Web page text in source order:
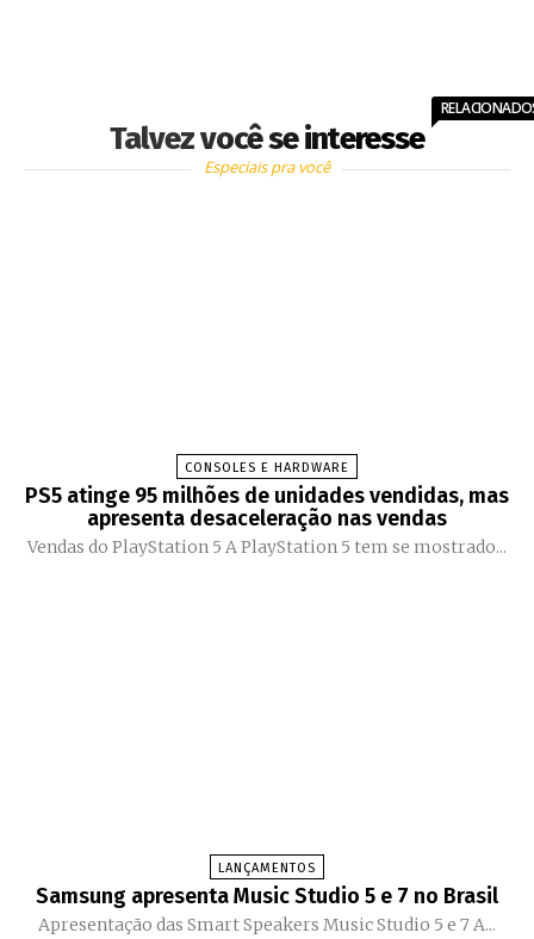
Talvez você se interesse
Especiais pra você
CONSOLES E HARDWARE
PS5 atinge 95 milhões de unidades vendidas, mas
apresenta desaceleração nas vendas
Vendas do PlayStation 5 A PlayStation 5 tem se mostrado...
LANÇAMENTOS
Samsung apresenta Music Studio 5 e 7 no Brasil
Apresentação das Smart Speakers Music Studio 5 e 7 A...